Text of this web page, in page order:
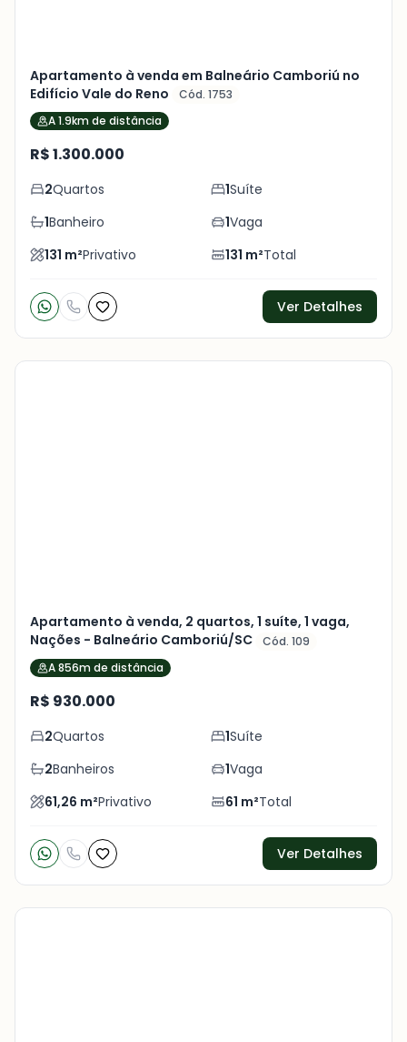
Apartamento à venda em Balneário Camboriú no
Edifício Vale do Reno
Cód. 1753
A 1.9km de distância
R$ 1.300.000
2Quartos 1Suíte
1Banheiro 1Vaga
131 m²Privativo 131 m²Total
Ver Detalhes
Apartamento à venda, 2 quartos, 1 suíte, 1 vaga,
Nações - Balneário Camboriú/SC
Cód. 109
A 856m de distância
R$ 930.000
2Quartos 1Suíte
2Banheiros 1Vaga
61,26 m²Privativo 61 m²Total
Ver Detalhes